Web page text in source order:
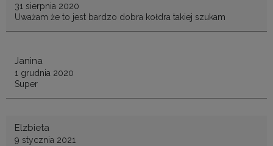
31 sierpnia 2020
Uważam że to jest bardzo dobra kołdra takiej szukam
Janina
1 grudnia 2020
Super
Elzbieta
9 stycznia 2021